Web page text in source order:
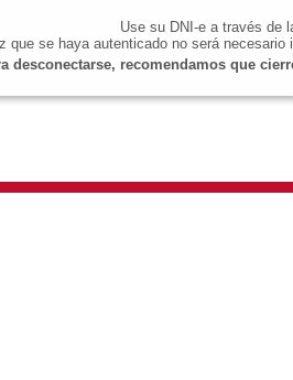
Use su DNI-e a través de
que se haya autenticado no será
desconectarse, recomendamos que